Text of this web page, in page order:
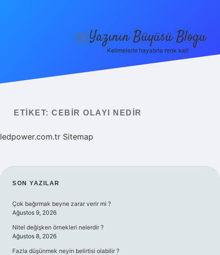
Yasal Uyarı
Hakkımızda
menüyü
Yazının Büyüsü Blogu
Kelimelerle hayatına renk kat!
ETIKET: CEBIR OLAYI NEDIR
ledpower.com.tr Sitemap
SIDEBAR
SON YAZILAR
Çok bağırmak beyne zarar verir mi ?
Ağustos 9, 2026
Nitel değişken örnekleri nelerdir ?
Ağustos 8, 2026
Fazla düşünmek neyin belirtisi olabilir ?